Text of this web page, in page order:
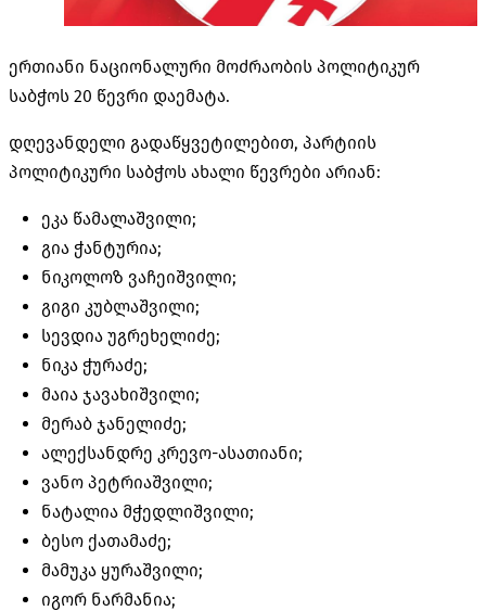
ერთიანი ნაციონალური მოძრაობის პოლიტიკურ
საბჭოს 20 წევრი დაემატა.
დღევანდელი გადაწყვეტილებით, პარტიის
პოლიტიკური საბჭოს ახალი წევრები არიან:
ეკა წამალაშვილი;
გია ჭანტურია;
ნიკოლოზ ვაჩეიშვილი;
გიგი კუბლაშვილი;
სევდია უგრეხელიძე;
ნიკა ჭურაძე;
მაია ჯავახიშვილი;
მერაბ ჯანელიძე;
ალექსანდრე კრევო-ასათიანი;
ვანო პეტრიაშვილი;
ნატალია მჭედლიშვილი;
ბესო ქათამაძე;
მამუკა ყურაშვილი;
იგორ ნარმანია;